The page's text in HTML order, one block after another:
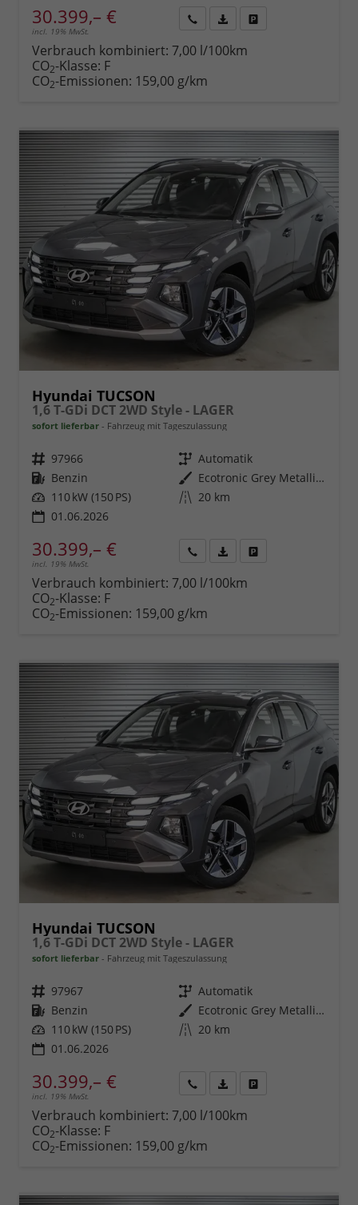
30.399,– €
incl. 19% MwSt.
anfordern
Datei,
Verbrauch kombiniert: 7,00 l/100km
CO2-Klasse: F
CO2-Emissionen: 159,00 g/km
Hyundai TUCSON
1,6 T-GDi DCT 2WD Style - LAGER
sofort lieferbar Fahrzeug mit Tageszulassung
Fahrzeugnr. 97966 Getriebe Automatik
Kraftstoff Benzin Außenfarbe
Ecotronic Grey Metallic ()
Leistung 110 kW (150 PS) Kilometerstand 20 km
01.06.2026
30.399,– €
incl. 19% MwSt.
anfordern
Datei,
Verbrauch kombiniert: 7,00 l/100km
CO2-Klasse: F
CO2-Emissionen: 159,00 g/km
Hyundai TUCSON
1,6 T-GDi DCT 2WD Style - LAGER
sofort lieferbar Fahrzeug mit Tageszulassung
Fahrzeugnr. 97967 Getriebe Automatik
Kraftstoff Benzin Außenfarbe
Ecotronic Grey Metallic ()
Leistung 110 kW (150 PS) Kilometerstand 20 km
01.06.2026
30.399,– €
incl. 19% MwSt.
anfordern
Datei,
Verbrauch kombiniert: 7,00 l/100km
CO2-Klasse: F
CO2-Emissionen: 159,00 g/km